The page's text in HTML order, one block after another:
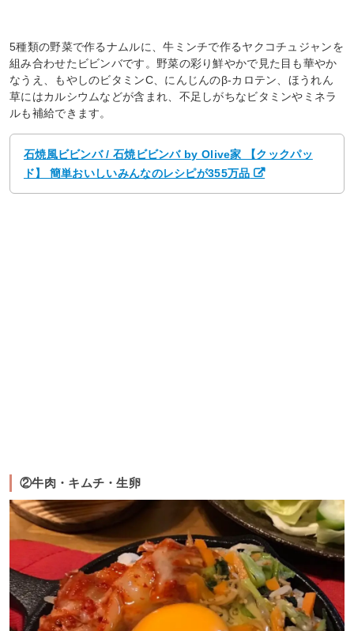
5種類の野菜で作るナムルに、牛ミンチで作るヤクコチュジャンを
組み合わせたビビンバです。野菜の彩り鮮やかで見た目も華やか
なうえ、もやしのビタミンC、にんじんのβ-カロテン、ほうれん
草にはカルシウムなどが含まれ、不足しがちなビタミンやミネラ
ルも補給できます。
石焼風ビビンバ / 石焼ビビンバ by Olive家 【クックパッ
ド】 簡単おいしいみんなのレシピが355万品
②牛肉・キムチ・生卵